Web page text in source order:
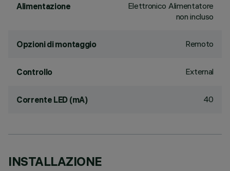
Alimentazione
Elettronico Alimentatore
non incluso
Opzioni di montaggio Remoto
Controllo External
Corrente LED (mA) 40
INSTALLAZIONE